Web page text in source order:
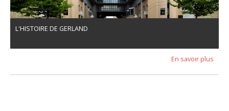
L'HISTOIRE DE GERLAND
En savoir plus